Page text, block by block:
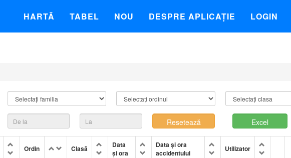
HARTĂ TABEL NOU DESPRE APLICAȚIE LOGIN
Excel
Ordin Clasă
Data
și ora
Data și ora
accidentului
Utilizator